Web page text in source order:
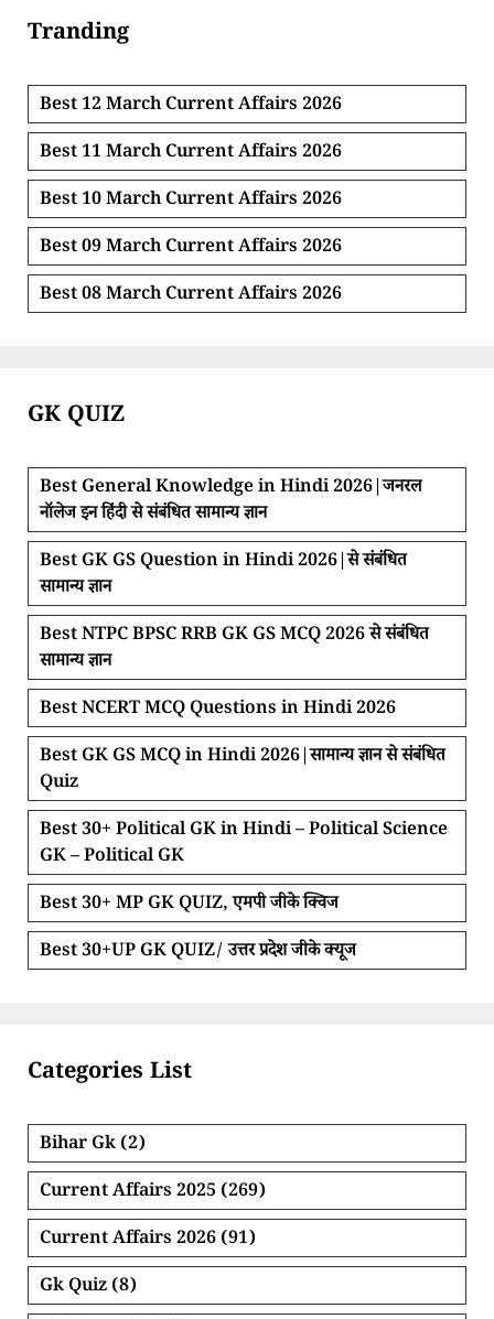
Tranding
Best 12 March Current Affairs 2026
Best 11 March Current Affairs 2026
Best 10 March Current Affairs 2026
Best 09 March Current Affairs 2026
Best 08 March Current Affairs 2026
GK QUIZ
Best General Knowledge in Hindi 2026|जनरल
नॉलेज इन हिंदी से संबंधित सामान्य ज्ञान
Best GK GS Question in Hindi 2026|से संबंधित
सामान्य ज्ञान
Best NTPC BPSC RRB GK GS MCQ 2026 से संबंधित
सामान्य ज्ञान
Best NCERT MCQ Questions in Hindi 2026
Best GK GS MCQ in Hindi 2026|सामान्य ज्ञान से संबंधित
Quiz
Best 30+ Political GK in Hindi – Political Science
GK – Political GK
Best 30+ MP GK QUIZ, एमपी जीके क्विज
Best 30+UP GK QUIZ/ उत्तर प्रदेश जीके क्यूज
Categories List
Bihar Gk (2)
Current Affairs 2025 (269)
Current Affairs 2026 (91)
Gk Quiz (8)